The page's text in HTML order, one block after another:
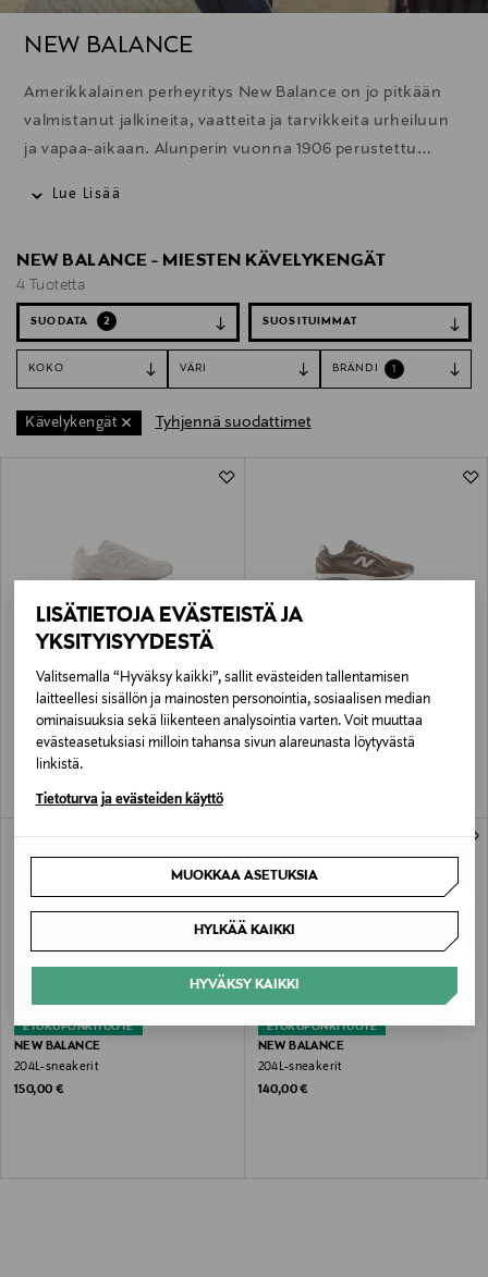
LISÄTIETOJA EVÄSTEISTÄ JA
YKSITYISYYDESTÄ
Valitsemalla “Hyväksy kaikki”, sallit evästeiden tallentamisen
laitteellesi sisällön ja mainosten personointia, sosiaalisen median
ominaisuuksia sekä liikenteen analysointia varten. Voit muuttaa
evästeasetuksiasi milloin tahansa sivun alareunasta löytyvästä
linkistä.
Tietoturva ja evästeiden käyttö
MUOKKAA ASETUKSIA
HYLKÄÄ KAIKKI
HYVÄKSY KAIKKI
NEW BALANCE
Amerikkalainen perheyritys New Balance on jo pitkään
valmistanut jalkineita, vaatteita ja tarvikkeita urheiluun
ja vapaa-aikaan. Alunperin vuonna 1906 perustettu
jalkineissa. Brändin sneakerit ovatkin näkyneet yhä
enemmän muotiviikoilla, niin mallien kuin
vierailijoidenkin jalassa. Eikä ihme, koska New Balancen
jalkineissa osuvat kohdilleen hyvän jalkineen
tärkeimmät ominaisuudet – tyyli, mukavuus ja laatu.
Lue Lisää
NEW BALANCE - MIESTEN KÄVELYKENGÄT
4 Tuotetta
SUODATA 2
KOKO VÄRI BRÄNDI 1
Kävelykengät Tyhjennä suodattimet
NEW BALANCE
204L-sneakerit
Original Price
150,00 €
NEW BALANCE
204L-sneakerit
Original Price
140,00 €
ETUKUPONKITUOTE
NEW BALANCE
204L-sneakerit
Original Price
150,00 €
ETUKUPONKITUOTE
NEW BALANCE
204L-sneakerit
Original Price
140,00 €